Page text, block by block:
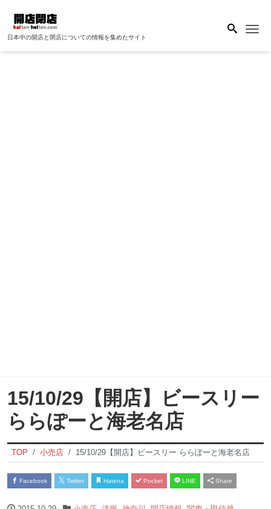
日本中の開店と閉店についての情報を集めたサイト
15/10/29【開店】ビースリー
ららぽーと海老名店
TOP 小売店 15/10/29【開店】ビースリー ららぽーと海老名店
Facebook Twitter Hatena Pocket LINE Share